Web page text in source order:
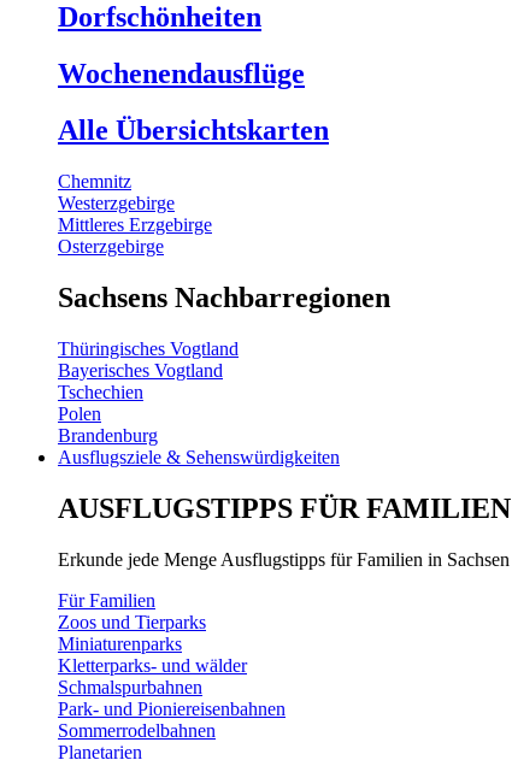
Dorfschönheiten
Wochenendausflüge
Alle Übersichtskarten
Chemnitz
Westerzgebirge
Mittleres Erzgebirge
Osterzgebirge
Sachsens Nachbarregionen
Thüringisches Vogtland
Bayerisches Vogtland
Tschechien
Polen
Brandenburg
Ausflugsziele & Sehenswürdigkeiten
AUSFLUGSTIPPS FÜR FAMILIEN
Erkunde jede Menge Ausflugstipps für Familien in Sachsen
Für Familien
Zoos und Tierparks
Miniaturenparks
Kletterparks- und wälder
Schmalspurbahnen
Park- und Pioniereisenbahnen
Sommerrodelbahnen
Planetarien